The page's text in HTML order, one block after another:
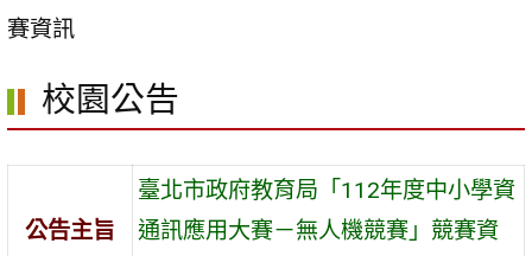
容賽資訊
校園公告
公告主旨
臺北市政府教育局「112年度中小學資
通訊應用大賽－無人機競賽」競賽資